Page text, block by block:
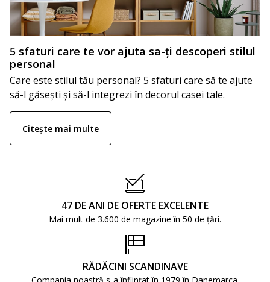
5 sfaturi care te vor ajuta sa-ți descoperi stilul
personal
Care este stilul tău personal? 5 sfaturi care să te ajute
să-l găsești și să-l integrezi în decorul casei tale.
Citește mai multe
47 DE ANI DE OFERTE EXCELENTE
Mai mult de 3.600 de magazine în 50 de țări.
RĂDĂCINI SCANDINAVE